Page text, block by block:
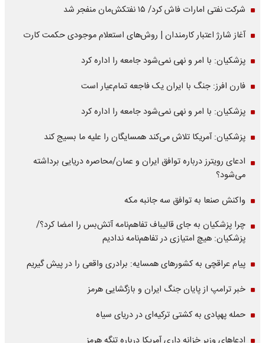
شرکت نفتی امارات فاش کرد/ ۱۵ نفتکش‌مان منفجر شد
آغاز شارژ اعتبار کارمندان | روش‌های استعلام موجودی حکمت کارت
پزشکیان: با امر و نهی نمی‌شود جامعه را اداره کرد
فارن افرز: جنگ با ایران یک فاجعه تمام‌عیار است
پزشکیان: با امر و نهی نمی‌شود جامعه را اداره کرد
پزشکیان: آمریکا تلاش می‌کند همسایگان را علیه ما بسیج کند
ادعای رویترز درباره توافق ایران و عمان/محاصره دریایی برداشته
می‌شود؟
واکنش صنعا به توافق سه جانبه مکه
چرا پزشکیان به جای قالیباف تفاهم‌نامه آتش‌بس را امضا کرد؟/
پزشکیان: هیچ امتیازی در تفاهم‌نامه ندادیم
پیام عراقچی به کشورهای همسایه: برادری واقعی را در پیش گیریم
خبر ترامپ از پایان جنگ ایران و بازگشایی هرمز
حمله پهپادی به کشتی ترکیه‌ای در دریای سیاه